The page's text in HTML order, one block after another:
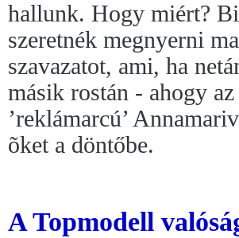
hallunk. Hogy miért?
szeretnék megnyerni
szavazatot, ami, ha
másik rostán - ahogy
’reklámarcú’
õket a döntőbe.
A Topmodell